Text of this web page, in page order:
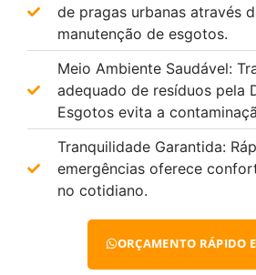
de pragas urbanas através
manutenção de esgotos.
Meio Ambiente Saudável:
adequado de resíduos pela
Esgotos evita a
Tranquilidade Garantida:
emergências oferece
no cotidiano.
ORÇAMENTO RÁPIDO